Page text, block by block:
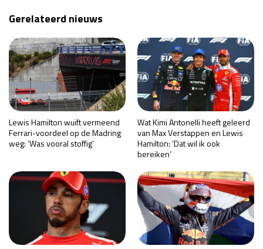
Gerelateerd nieuws
Lewis Hamilton wuift vermeend
Ferrari-voordeel op de Madring
weg: ‘Was vooral stoffig’
Wat Kimi Antonelli heeft geleerd
van Max Verstappen en Lewis
Hamilton: ‘Dat wil ik ook
bereiken’